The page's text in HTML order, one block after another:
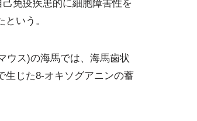
免疫疾患的に細胞障害性を
いう。
ウス)の海馬では、海馬歯状
生じた8-オキソグアニンの蓄